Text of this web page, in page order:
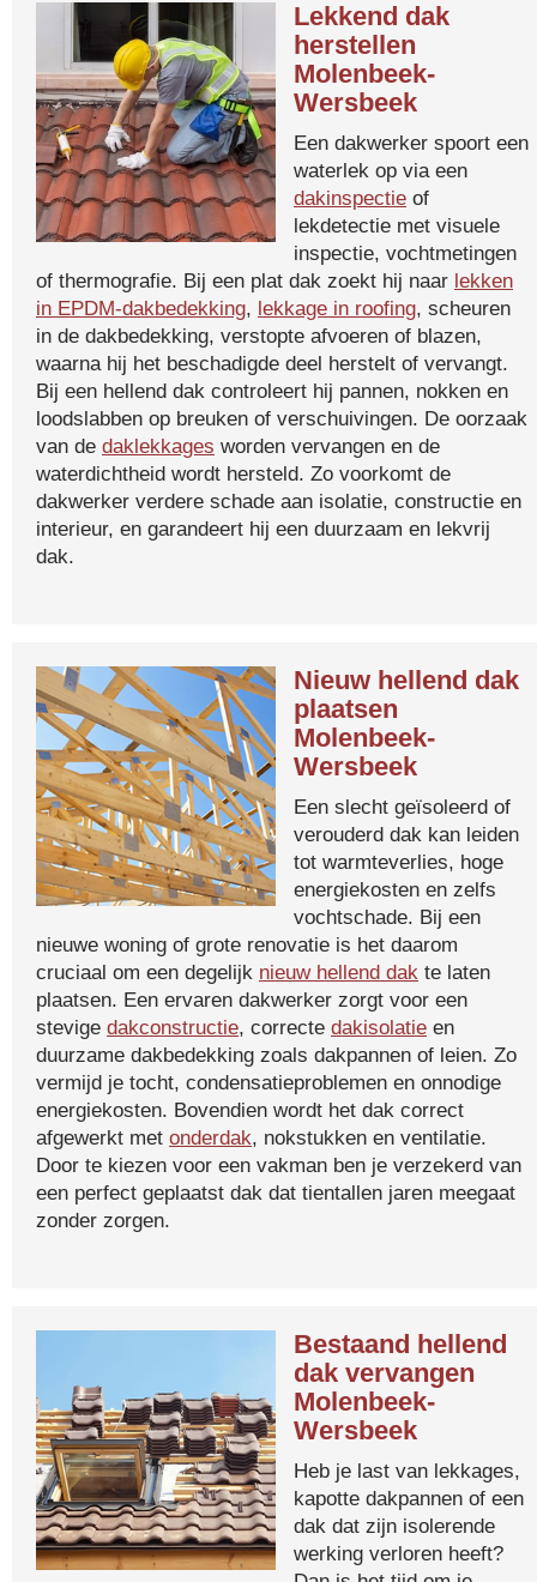
Lekkend dak
herstellen
Molenbeek-
Wersbeek
Een dakwerker spoort een
waterlek op via een
dakinspectie of
lekdetectie met visuele
inspectie, vochtmetingen
of thermografie. Bij een plat dak zoekt hij naar lekken
in EPDM-dakbedekking, lekkage in roofing, scheuren
in de dakbedekking, verstopte afvoeren of blazen,
waarna hij het beschadigde deel herstelt of vervangt.
Bij een hellend dak controleert hij pannen, nokken en
loodslabben op breuken of verschuivingen. De oorzaak
van de daklekkages worden vervangen en de
waterdichtheid wordt hersteld. Zo voorkomt de
dakwerker verdere schade aan isolatie, constructie en
interieur, en garandeert hij een duurzaam en lekvrij
dak.
Nieuw hellend dak
plaatsen
Molenbeek-
Wersbeek
Een slecht geïsoleerd of
verouderd dak kan leiden
tot warmteverlies, hoge
energiekosten en zelfs
vochtschade. Bij een
nieuwe woning of grote renovatie is het daarom
cruciaal om een degelijk nieuw hellend dak te laten
plaatsen. Een ervaren dakwerker zorgt voor een
stevige dakconstructie, correcte dakisolatie en
duurzame dakbedekking zoals dakpannen of leien. Zo
vermijd je tocht, condensatieproblemen en onnodige
energiekosten. Bovendien wordt het dak correct
afgewerkt met onderdak, nokstukken en ventilatie.
Door te kiezen voor een vakman ben je verzekerd van
een perfect geplaatst dak dat tientallen jaren meegaat
zonder zorgen.
Bestaand hellend
dak vervangen
Molenbeek-
Wersbeek
Heb je last van lekkages,
kapotte dakpannen of een
dak dat zijn isolerende
werking verloren heeft?